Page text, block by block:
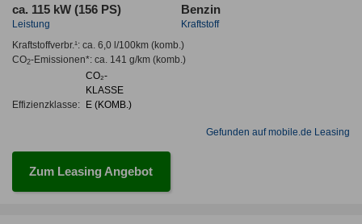
ca. 115 kW (156 PS)
Leistung
Benzin
Kraftstoff
Kraftstoffverbr.¹: ca. 6,0 l/100km(komb.)
CO2-Emissionen*: ca. 141 g/km(komb.)
Effizienzklasse:
CO₂-
KLASSE
E (KOMB.)
Gefunden auf mobile.de Leasing
Zum Leasing Angebot